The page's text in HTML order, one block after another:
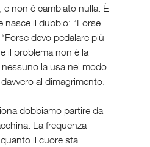
non è cambiato nulla. È
nasce il dubbio: “Forse
devo pedalare più
il problema non è la
la usa nel modo
al dimagrimento.
dobbiamo partire da
La frequenza
il cuore sta